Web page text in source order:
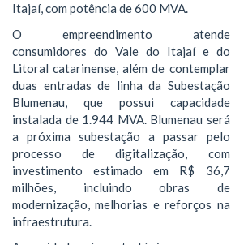
Itajaí, com potência de 600 MVA.
O empreendimento atende
consumidores do Vale do Itajaí e do
Litoral catarinense, além de contemplar
duas entradas de linha da Subestação
Blumenau, que possui capacidade
instalada de 1.944 MVA. Blumenau será
a próxima subestação a passar pelo
processo de digitalização, com
investimento estimado em R$ 36,7
milhões, incluindo obras de
modernização, melhorias e reforços na
infraestrutura.